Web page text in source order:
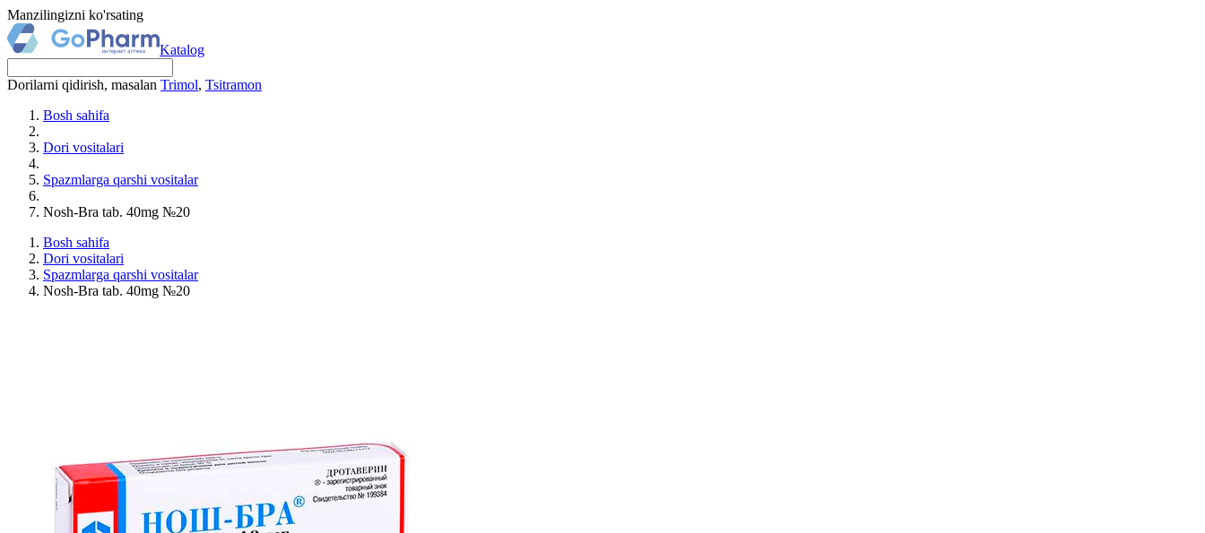
Manzilingizni ko'rsating
Katalog
Dorilarni qidirish, masalan Trimol, Tsitramon
Bosh sahifa
Dori vositalari
Spazmlarga qarshi vositalar
Nosh-Bra tab. 40mg №20
Bosh sahifa
Dori vositalari
Spazmlarga qarshi vositalar
Nosh-Bra tab. 40mg №20